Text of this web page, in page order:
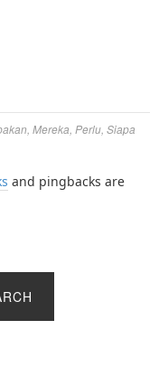
Mereka Perlu Siapa
and pingbacks are